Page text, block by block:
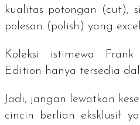
kualitas potongan (cut),
polesan ( polish ) yang
Koleksi istimewa
Edition hanya tersedia
Jadi, jangan lewatkan
cincin berlian eksklusif